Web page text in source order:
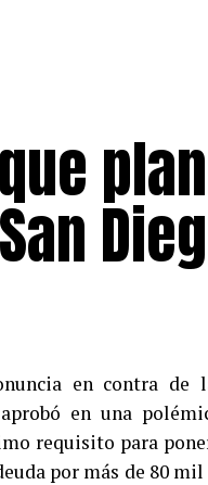
en contra
en una
requisito para
por más de 80